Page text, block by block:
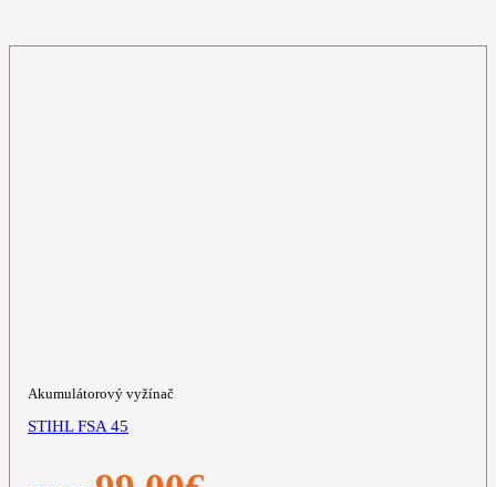
Akumulátorový vyžínač
STIHL FSA 45
Pôvodná